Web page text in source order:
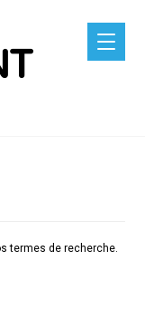
termes de recherche.